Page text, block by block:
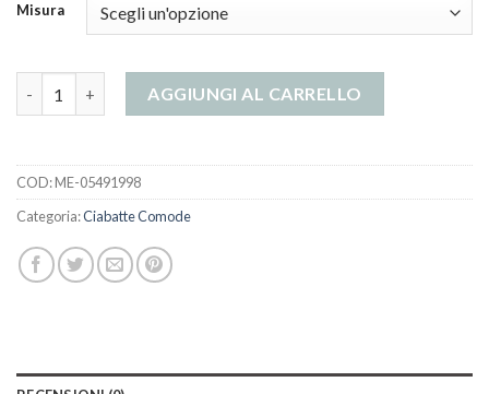
Misura
AGGIUNGI AL CARRELLO
COD:ME-05491998
Categoria:Ciabatte Comode